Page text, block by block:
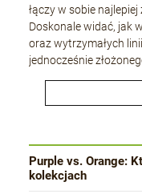
łączy w sobie
Doskonale widać, jak
oraz wytrzymałych
jednocześnie
Purple vs. Orange:
kolekcjach